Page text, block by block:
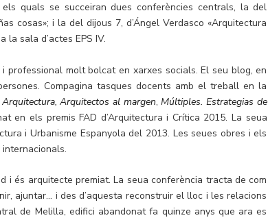
quals se succeiran dues conferències centrals, la del
cosas»; i la del dijous 7, d’Ángel Verdasco «Arquitectura
sala d’actes EPS IV.
professional molt bolcat en xarxes socials. El seu blog, en
Compagina tasques docents amb el treball en la
,Arquitectos al margen,Múltiples. Estrategias de
en els premis FAD d’Arquitectura i Crítica 2015. La seua
i Urbanisme Espanyola del 2013. Les seues obres i els
i és arquitecte premiat. La seua conferència tracta de com
ajuntar… i des d’aquesta reconstruir el lloc i les relacions
de Melilla, edifici abandonat fa quinze anys que ara es